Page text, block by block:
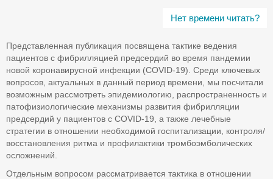
Нет времени читать?
Представленная публикация посвящена тактике ведения
пациентов с фибрилляцией предсердий во время пандемии
новой коронавирусной инфекции (COVID-19). Среди ключевых
вопросов, актуальных в данный период времени, мы посчитали
возможным рассмотреть эпидемиологию, распространенность и
патофизиологические механизмы развития фибрилляции
предсердий у пациентов с COVID-19, а также лечебные
стратегии в отношении необходимой госпитализации, контроля/
восстановления ритма и профилактики тромбоэмболических
осложнений.
Отдельным вопросом рассматривается тактика в отношении